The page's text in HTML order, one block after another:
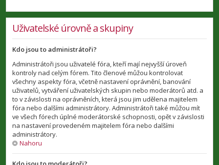
Uživatelské úrovně a skupiny
Kdo jsou to administrátoři?
Administrátoři jsou uživatelé fóra, kteří mají nejvyšší úroveň
kontroly nad celým fórem. Tito členové můžou kontrolovat
všechny aspekty fóra, včetně nastavení oprávnění, banování
uživatelů, vytváření uživatelských skupin nebo moderátorů atd. a
to v závislosti na oprávněních, která jsou jim udělena majitelem
fóra nebo dalšími administrátory. Administrátoři také můžou mít
ve všech fórech úplné moderátorské schopnosti, opět v závislosti
na nastavení provedeném majitelem fóra nebo dalšími
administrátory.
Nahoru